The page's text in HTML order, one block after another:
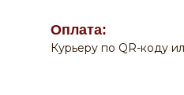
Курьеру по QR-коду
Оплата: